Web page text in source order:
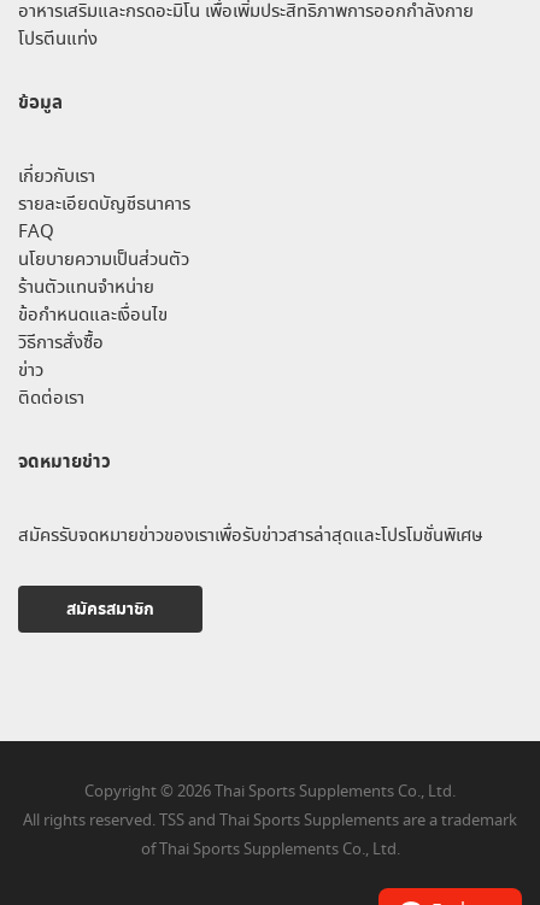
อาหารเสริมและกรดอะมิโน เพื่อเพิ่มประสิทธิภาพการออกกำลังกาย
โปรตีนแท่ง
ข้อมูล
เกี่ยวกับเรา
รายละเอียดบัญชีธนาคาร
FAQ
นโยบายความเป็นส่วนตัว
ร้านตัวแทนจำหน่าย
ข้อกำหนดและเงื่อนไข
วิธีการสั่งซื้อ
ข่าว
ติดต่อเรา
จดหมายข่าว
สมัครรับจดหมายข่าวของเราเพื่อรับข่าวสารล่าสุดและโปรโมชั่นพิเศษ
สมัครสมาชิก
Copyright © 2026 Thai Sports Supplements Co., Ltd.
All rights reserved. TSS and Thai Sports Supplements are a trademark
of Thai Sports Supplements Co., Ltd.